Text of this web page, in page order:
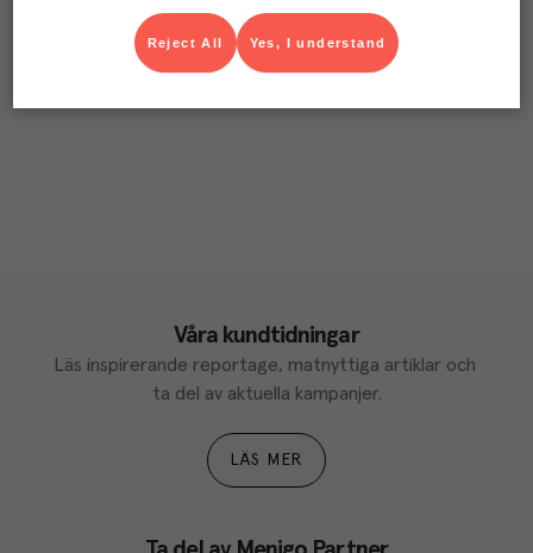
Våra kundtidningar
Läs inspirerande reportage, matnyttiga artiklar och
ta del av aktuella kampanjer.
LÄS MER
Yes, I understand
Reject All